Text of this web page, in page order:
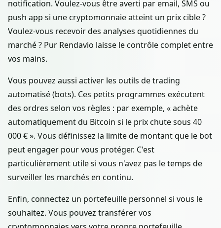
notification. Voulez-vous être averti par email, SMS ou
push app si une cryptomonnaie atteint un prix cible ?
Voulez-vous recevoir des analyses quotidiennes du
marché ? Pur Rendavio laisse le contrôle complet entre
vos mains.
Vous pouvez aussi activer les outils de trading
automatisé (bots). Ces petits programmes exécutent
des ordres selon vos règles : par exemple, « achète
automatiquement du Bitcoin si le prix chute sous 40
000 € ». Vous définissez la limite de montant que le bot
peut engager pour vous protéger. C'est
particulièrement utile si vous n'avez pas le temps de
surveiller les marchés en continu.
Enfin, connectez un portefeuille personnel si vous le
souhaitez. Vous pouvez transférer vos